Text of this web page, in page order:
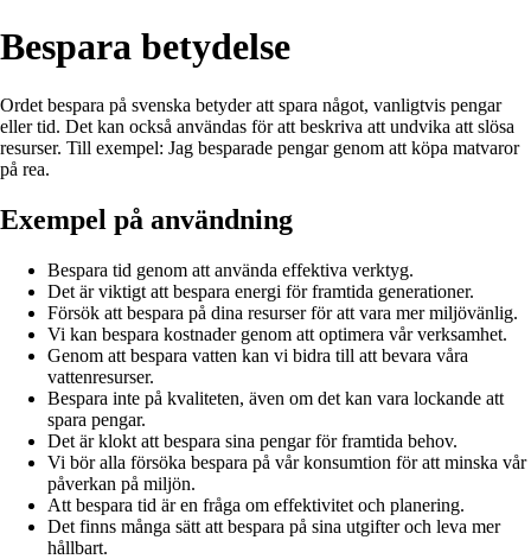
Bespara betydelse
Ordet bespara på svenska betyder att spara något, vanligtvis pengar
eller tid. Det kan också användas för att beskriva att undvika att slösa
resurser. Till exempel: Jag besparade pengar genom att köpa matvaror
på rea.
Exempel på användning
Bespara tid genom att använda effektiva verktyg.
Det är viktigt att bespara energi för framtida generationer.
Försök att bespara på dina resurser för att vara mer miljövänlig.
Vi kan bespara kostnader genom att optimera vår verksamhet.
Genom att bespara vatten kan vi bidra till att bevara våra
vattenresurser.
Bespara inte på kvaliteten, även om det kan vara lockande att
spara pengar.
Det är klokt att bespara sina pengar för framtida behov.
Vi bör alla försöka bespara på vår konsumtion för att minska vår
påverkan på miljön.
Att bespara tid är en fråga om effektivitet och planering.
Det finns många sätt att bespara på sina utgifter och leva mer
hållbart.